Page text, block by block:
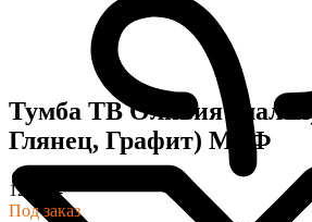
Тумба ТВ Оливия
Глянец, Графит) МиФ
12 200
₽
Под заказ